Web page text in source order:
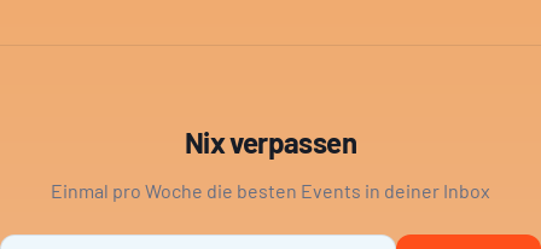
Nix verpassen
Einmal pro Woche die besten Events in deiner Inbox